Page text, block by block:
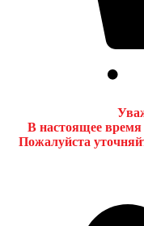
В настоящее время
Пожалуйста